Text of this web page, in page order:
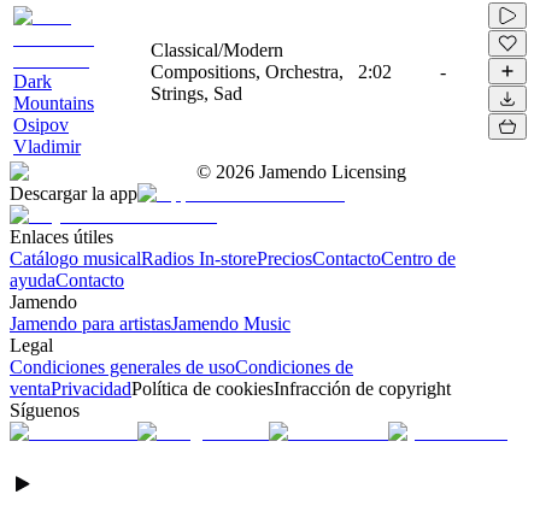
Dark
Mountains
Osipov
Vladimir
Classical/Modern
Compositions, Orchestra,
Strings, Sad
2:02 -
© 2026 Jamendo Licensing
Descargar la app
Enlaces útiles
Catálogo musicalRadios In-storePreciosContactoCentro de
ayudaContacto
Jamendo
Jamendo para artistasJamendo Music
Legal
Condiciones generales de usoCondiciones de
ventaPrivacidadPolítica de cookiesInfracción de copyright
Síguenos